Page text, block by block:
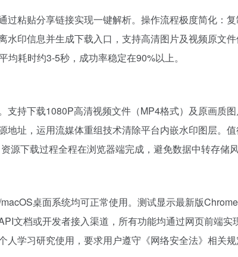
粘贴分享链接实现一键解析。操作流程极度简化：
印信息并生成下载入口，支持高清图片及视频原文
均耗时约3-5秒，成功率稳定在90%以上。
持下载1080P高清视频文件（MP4格式）及原画质
址，运用流媒体重组技术清除平台内嵌水印图层。
源下载过程全程在浏览器端完成，避免数据中转存储风
桌面系统均可正常使用。测试显示最新版
文档或开发者接入渠道，所有功能均通过网页前端
学习研究使用，要求用户遵守《网络安全法》相关规